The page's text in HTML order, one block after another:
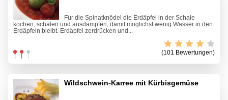
Für die Spinatknödel die Erdäpfel in der Schale
kochen, schälen und ausdämpfen, damit möglichst wenig Wasser in den
Erdäpfeln bleibt. Erdäpfel zerdrücken und...
(101 Bewertungen)
Wildschwein-Karree mit Kürbisgemüse